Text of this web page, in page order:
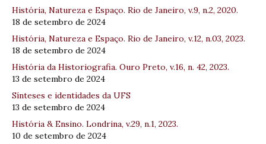
História, Natureza e Espaço. Rio de Janeiro, v.9, n.2, 2020.
18 de setembro de 2024
História, Natureza e Espaço. Rio de Janeiro, v.12, n.03, 2023.
18 de setembro de 2024
História da Historiografia. Ouro Preto, v.16, n. 42, 2023.
13 de setembro de 2024
Sínteses e identidades da UFS
13 de setembro de 2024
História & Ensino. Londrina, v.29, n.1, 2023.
10 de setembro de 2024